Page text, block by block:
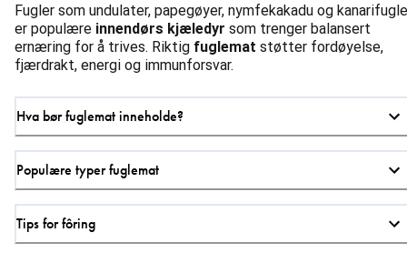
Fugler som undulater, papegøyer, nymfekakadu og
er populære innendørs kjæledyr som trenger balansert
ernæring for å trives. Riktig fuglemat støtter fordøyelse,
fjærdrakt, energi og immunforsvar.
Hva bør fuglemat inneholde?
Populære typer fuglemat
Tips for fôring